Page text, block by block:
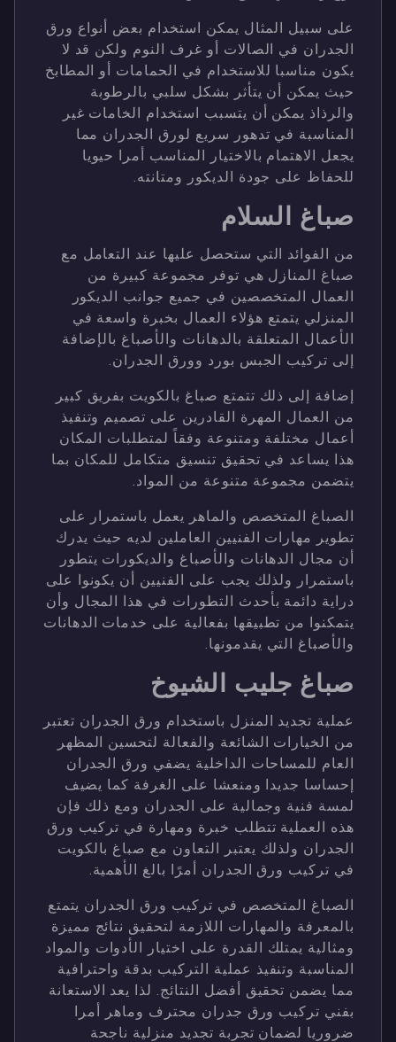
على سبيل المثال يمكن استخدام بعض أنواع ورق
الجدران في الصالات أو غرف النوم ولكن قد لا
يكون مناسبا للاستخدام في الحمامات أو المطابخ
حيث يمكن أن يتأثر بشكل سلبي بالرطوبة
والرذاذ يمكن أن يتسبب استخدام الخامات غير
المناسبة في تدهور سريع لورق الجدران مما
يجعل الاهتمام بالاختيار المناسب أمرا حيويا
للحفاظ على جودة الديكور ومتانته.
صباغ السلام
من الفوائد التي ستحصل عليها عند التعامل مع
صباغ المنازل هي توفر مجموعة كبيرة من
العمال المتخصصين في جميع جوانب الديكور
المنزلي يتمتع هؤلاء العمال بخبرة واسعة في
الأعمال المتعلقة بالدهانات والأصباغ بالإضافة
إلى تركيب الجبس بورد وورق الجدران.
إضافة إلى ذلك تتمتع صباغ بالكويت بفريق كبير
من العمال المهرة القادرين على تصميم وتنفيذ
أعمال مختلفة ومتنوعة وفقاً لمتطلبات المكان
هذا يساعد في تحقيق تنسيق متكامل للمكان بما
يتضمن مجموعة متنوعة من المواد.
الصباغ المتخصص والماهر يعمل باستمرار على
تطوير مهارات الفنيين العاملين لديه حيث يدرك
أن مجال الدهانات والأصباغ والديكورات يتطور
باستمرار ولذلك يجب على الفنيين أن يكونوا على
دراية دائمة بأحدث التطورات في هذا المجال وأن
يتمكنوا من تطبيقها بفعالية على خدمات الدهانات
والأصباغ التي يقدمونها.
صباغ جليب الشيوخ
عملية تجديد المنزل باستخدام ورق الجدران تعتبر
من الخيارات الشائعة والفعالة لتحسين المظهر
العام للمساحات الداخلية يضفي ورق الجدران
إحساسا جديدا ومنعشا على الغرفة كما يضيف
لمسة فنية وجمالية على الجدران ومع ذلك فإن
هذه العملية تتطلب خبرة ومهارة في تركيب ورق
الجدران ولذلك يعتبر التعاون مع صباغ بالكويت
في تركيب ورق الجدران أمرًا بالغ الأهمية.
الصباغ المتخصص في تركيب ورق الجدران يتمتع
بالمعرفة والمهارات اللازمة لتحقيق نتائج مميزة
ومثالية يمتلك القدرة على اختيار الأدوات والمواد
المناسبة وتنفيذ عملية التركيب بدقة واحترافية
مما يضمن تحقيق أفضل النتائج. لذا يعد الاستعانة
بفني تركيب ورق جدران محترف وماهر أمرا
ضروريا لضمان تجربة تجديد منزلية ناجحة